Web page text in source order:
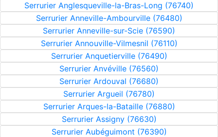
Serrurier Anglesqueville-la-Bras-Long (76740)
Serrurier Anneville-Ambourville (76480)
Serrurier Anneville-sur-Scie (76590)
Serrurier Annouville-Vilmesnil (76110)
Serrurier Anquetierville (76490)
Serrurier Anvéville (76560)
Serrurier Ardouval (76680)
Serrurier Argueil (76780)
Serrurier Arques-la-Bataille (76880)
Serrurier Assigny (76630)
Serrurier Aubéguimont (76390)